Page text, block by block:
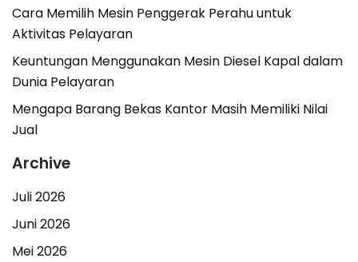
Cara Memilih Mesin Penggerak Perahu untuk
Aktivitas Pelayaran
Keuntungan Menggunakan Mesin Diesel Kapal dalam
Dunia Pelayaran
Mengapa Barang Bekas Kantor Masih Memiliki Nilai
Jual
Archive
Juli 2026
Juni 2026
Mei 2026